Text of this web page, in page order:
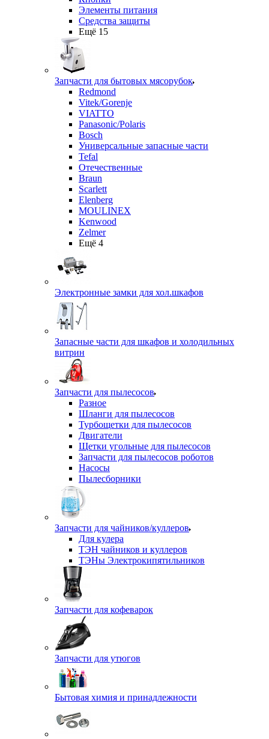
Элементы питания
Средства защиты
Ещё 15
Запчасти для бытовых мясорубок
Redmond
Vitek/Gorenje
VIATTO
Panasonic/Polaris
Bosch
Универсальные запасные части
Tefal
Отечественные
Braun
Scarlett
Elenberg
MOULINEX
Kenwood
Zelmer
Ещё 4
Электронные замки для хол.шкафов
Запасные части для шкафов и холодильных
витрин
Запчасти для пылесосов
Разное
Шланги для пылесосов
Турбощетки для пылесосов
Двигатели
Щетки угольные для пылесосов
Запчасти для пылесосов роботов
Насосы
Пылесборники
Запчасти для чайников/куллеров
Для кулера
ТЭН чайников и куллеров
ТЭНы Электрокипятильников
Запчасти для кофеварок
Запчасти для утюгов
Бытовая химия и принадлежности